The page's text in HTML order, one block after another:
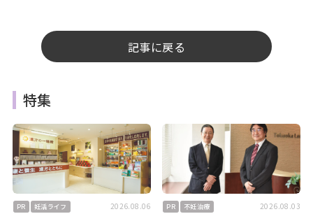
記事に戻る
特集
PR 妊活ライフ 2026.08.06 PR 不妊治療 2026.08.03